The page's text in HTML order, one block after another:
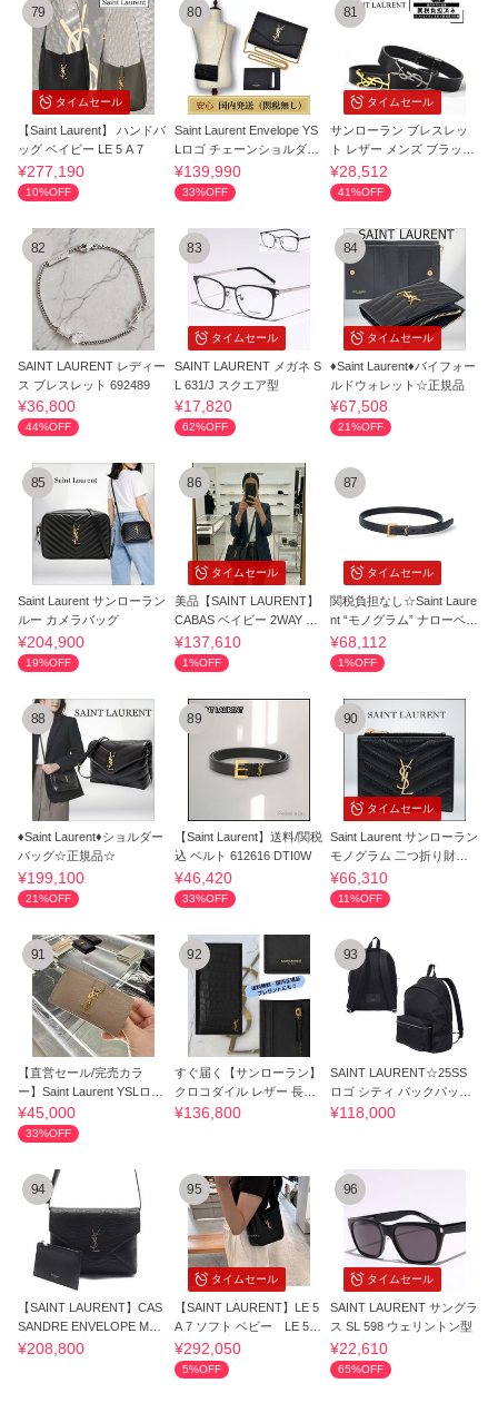
タイムセール
79
【Saint Laurent】 ハンドバ
ッグ ベイビー LE 5 A 7
¥277,190
10%OFF
80
Saint Laurent Envelope YS
Lロゴ チェーンショルダー
バッグ
¥139,990
33%OFF
タイムセール
81
サンローラン ブレスレッ
ト レザー メンズ ブラック
708815
¥28,512
41%OFF
82
SAINT LAURENT レディー
ス ブレスレット 692489
¥36,800
44%OFF
タイムセール
83
SAINT LAURENT メガネ S
L 631/J スクエア型
¥17,820
62%OFF
タイムセール
84
♦Saint Laurent♦バイフォー
ルドウォレット☆正規品
¥67,508
21%OFF
85
Saint Laurent サンローラン
ルー カメラバッグ
¥204,900
19%OFF
タイムセール
86
美品【SAINT LAURENT】
CABAS ベイビー 2WAY バ
ック 568853
¥137,610
1%OFF
タイムセール
87
関税負担なし☆Saint Laure
nt “モノグラム” ナローベル
ト
¥68,112
1%OFF
88
♦Saint Laurent♦ショルダー
バッグ☆正規品☆
¥199,100
21%OFF
89
【Saint Laurent】送料/関税
込 ベルト 612616 DTI0W
¥46,420
33%OFF
タイムセール
90
Saint Laurent サンローラン
モノグラム 二つ折り財布
正規品
¥66,310
11%OFF
91
【直営セール/完売カラ
ー】Saint Laurent YSLロゴ
キーケース
¥45,000
33%OFF
92
すぐ届く【サンローラン】
クロコダイル レザー 長財
布 送料無料
¥136,800
93
SAINT LAURENT☆25SS
ロゴ シティ バックパック
リュック
¥118,000
94
【SAINT LAURENT】CAS
SANDRE ENVELOPE MES
SENGER BAG
¥208,800
タイムセール
95
【SAINT LAURENT】LE 5
A 7 ソフト ベビー LE 5 A
7 BABY BAG
¥292,050
5%OFF
タイムセール
96
SAINT LAURENT サングラ
ス SL 598 ウェリントン型
¥22,610
65%OFF